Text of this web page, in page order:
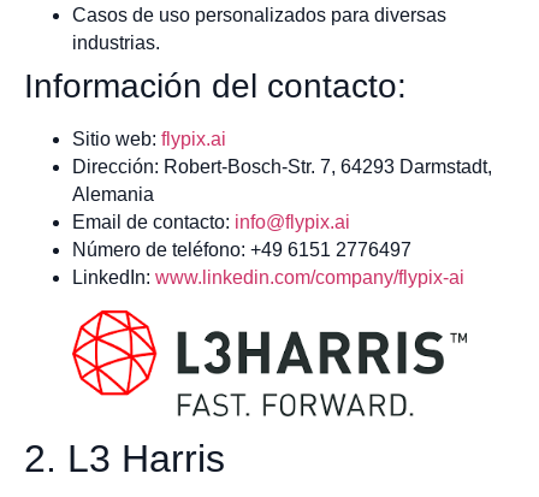
Casos de uso personalizados para diversas
industrias.
Información del contacto:
Sitio web: flypix.ai
Dirección: Robert-Bosch-Str. 7, 64293 Darmstadt,
Alemania
Email de contacto: info@flypix.ai
Número de teléfono: +49 6151 2776497
LinkedIn: www.linkedin.com/company/flypix-ai
2. L3 Harris